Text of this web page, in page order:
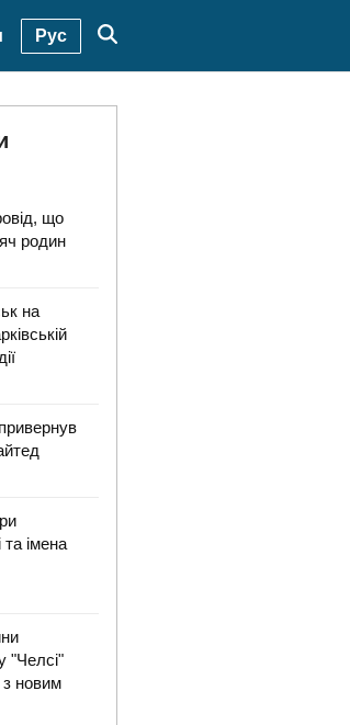
Рус
що
родин
на
імена
"Челсі"
з новим